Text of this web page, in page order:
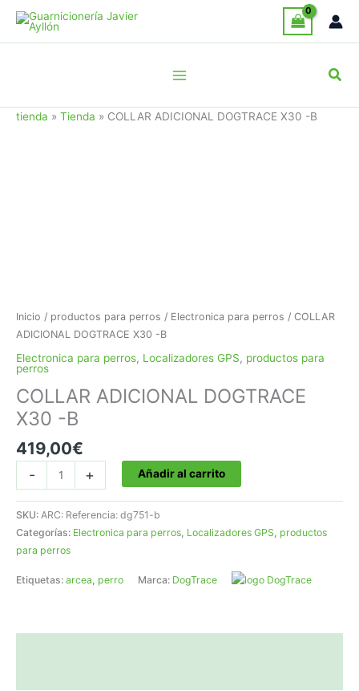
contenido
tienda » Tienda » COLLAR ADICIONAL DOGTRACE X30 -B
Inicio / productos para perros / Electronica para perros / COLLAR
ADICIONAL DOGTRACE X30 -B
Electronica para perros, Localizadores GPS, productos para
perros
COLLAR ADICIONAL DOGTRACE
X30 -B
419,00€
-
ADICIONAL
DOGTRACE
X30
-
B
cantidad
+ Añadir al carrito
SKU: ARC: Referencia: dg751-b
Categorías: Electronica para perros Localizadores GPS productos
para perros
Etiquetas: arcea perro Marca: DogTrace